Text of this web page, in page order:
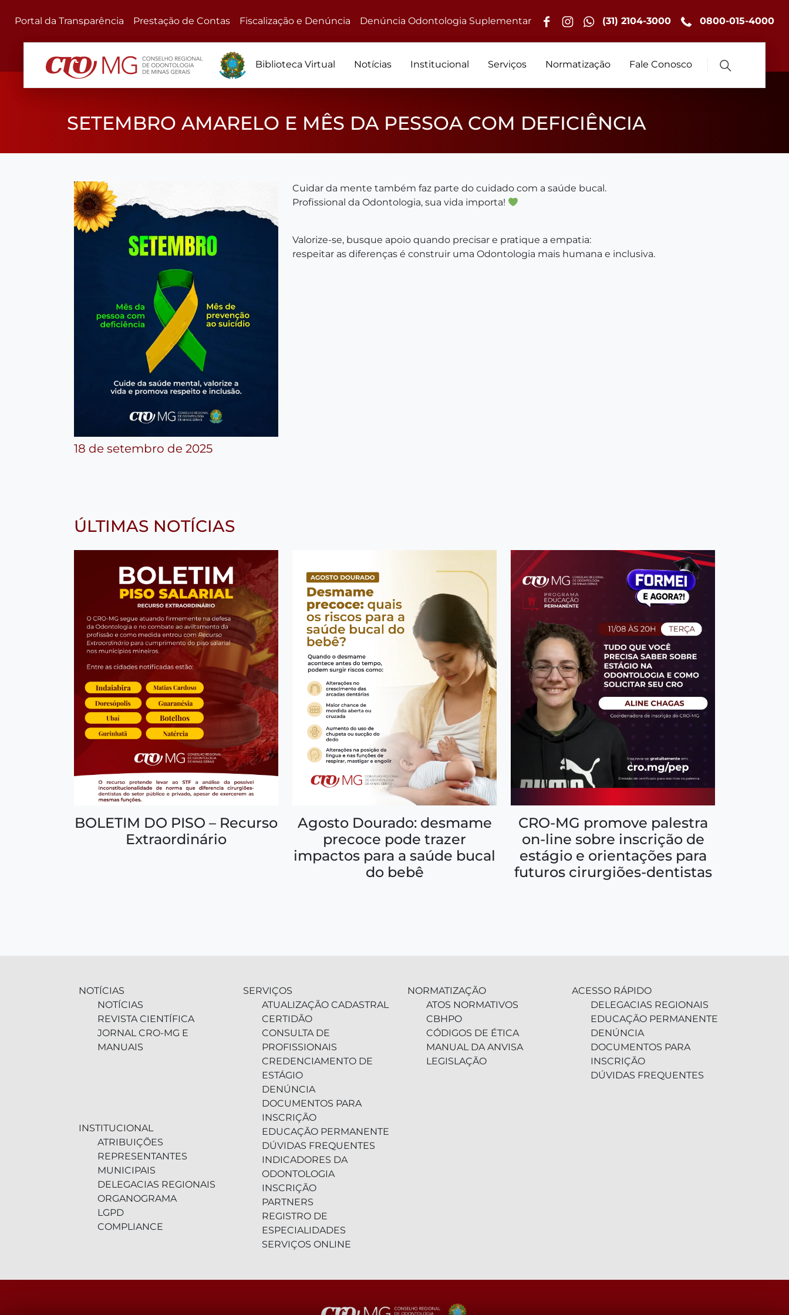
Portal da Transparência Prestação de Contas Fiscalização e Denúncia Denúncia Odontologia Suplementar (31) 2104-3000 0800-015-4000
Biblioteca Virtual Notícias Institucional Serviços Normatização Fale Conosco
SETEMBRO AMARELO E MÊS DA PESSOA COM DEFICIÊNCIA
18 de setembro de 2025
Cuidar da mente também faz parte do cuidado com a saúde bucal.
Profissional da Odontologia, sua vida importa!
Valorize-se, busque apoio quando precisar e pratique a empatia:
respeitar as diferenças é construir uma Odontologia mais humana e inclusiva.
ÚLTIMAS NOTÍCIAS
BOLETIM DO PISO – Recurso
Extraordinário
Agosto Dourado: desmame
precoce pode trazer
impactos para a saúde bucal
do bebê
CRO-MG promove palestra
on-line sobre inscrição de
estágio e orientações para
futuros cirurgiões-dentistas
NOTÍCIAS
NOTÍCIAS
REVISTA CIENTÍFICA
JORNAL CRO-MG E
MANUAIS
INSTITUCIONAL
ATRIBUIÇÕES
REPRESENTANTES
MUNICIPAIS
DELEGACIAS REGIONAIS
ORGANOGRAMA
LGPD
COMPLIANCE
SERVIÇOS
ATUALIZAÇÃO CADASTRAL
CERTIDÃO
CONSULTA DE
PROFISSIONAIS
CREDENCIAMENTO DE
ESTÁGIO
DENÚNCIA
DOCUMENTOS PARA
INSCRIÇÃO
EDUCAÇÃO PERMANENTE
DÚVIDAS FREQUENTES
INDICADORES DA
ODONTOLOGIA
INSCRIÇÃO
PARTNERS
REGISTRO DE
ESPECIALIDADES
SERVIÇOS ONLINE
NORMATIZAÇÃO
ATOS NORMATIVOS
CBHPO
CÓDIGOS DE ÉTICA
MANUAL DA ANVISA
LEGISLAÇÃO
ACESSO RÁPIDO
DELEGACIAS REGIONAIS
EDUCAÇÃO PERMANENTE
DENÚNCIA
DOCUMENTOS PARA
INSCRIÇÃO
DÚVIDAS FREQUENTES